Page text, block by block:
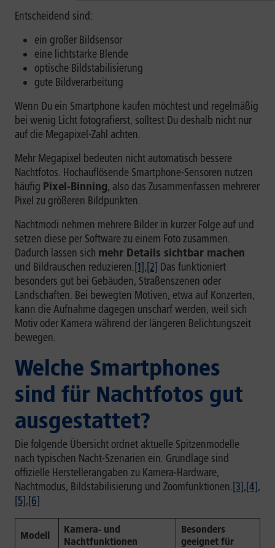
Entscheidend sind:
ein großer Bildsensor
eine lichtstarke Blende
optische Bildstabilisierung
gute Bildverarbeitung
Wenn Du ein Smartphone kaufen möchtest und regelmäßig
bei wenig Licht fotografierst, solltest Du deshalb nicht nur
auf die Megapixel-Zahl achten.
Mehr Megapixel bedeuten nicht automatisch bessere
Nachtfotos. Hochauflösende Smartphone-Sensoren nutzen
häufig Pixel-Binning, also das Zusammenfassen mehrerer
Pixel zu größeren Bildpunkten.
Nachtmodi nehmen mehrere Bilder in kurzer Folge auf und
setzen diese per Software zu einem Foto zusammen.
Dadurch lassen sich mehr Details sichtbar machen
und Bildrauschen reduzieren.[1],[2] Das funktioniert
besonders gut bei Gebäuden, Straßenszenen oder
Landschaften. Bei bewegten Motiven, etwa auf Konzerten,
kann die Aufnahme dagegen unscharf werden, weil sich
Motiv oder Kamera während der längeren Belichtungszeit
bewegen.
Welche Smartphones
sind für Nachtfotos gut
ausgestattet?
Die folgende Übersicht ordnet aktuelle Spitzenmodelle
nach typischen Nacht-Szenarien ein. Grundlage sind
offizielle Herstellerangaben zu Kamera-Hardware,
Nachtmodus, Bildstabilisierung und Zoomfunktionen.[3],[4],
[5],[6]
Modell
Kamera- und
Nachtfunktionen
Besonders
geeignet für